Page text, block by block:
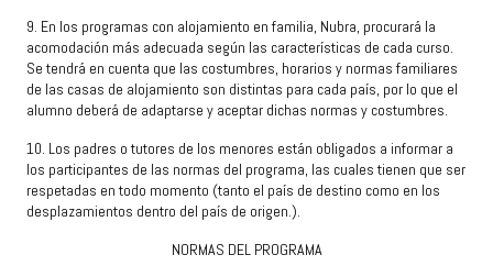
9. En los programas con alojamiento en familia, Nubra, procurará la
acomodación más adecuada según las características de cada curso.
Se tendrá en cuenta que las costumbres, horarios y normas familiares
de las casas de alojamiento son distintas para cada país, por lo que el
alumno deberá de adaptarse y aceptar dichas normas y costumbres.
10. Los padres o tutores de los menores están obligados a informar a
los participantes de las normas del programa, las cuales tienen que ser
respetadas en todo momento (tanto el país de destino como en los
desplazamientos dentro del país de origen.).
NORMAS DEL PROGRAMA